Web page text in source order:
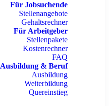
Für Jobsuchende
Stellenangebote
Gehaltsrechner
Für Arbeitgeber
Stellenpakete
Kostenrechner
FAQ
Ausbildung & Beruf
Ausbildung
Weiterbildung
Quereinstieg